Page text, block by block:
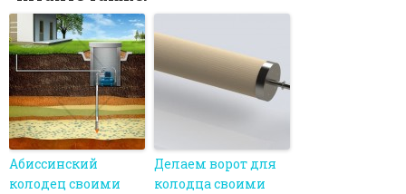
Абиссинский
колодец своими
Делаем ворот для
колодца своими